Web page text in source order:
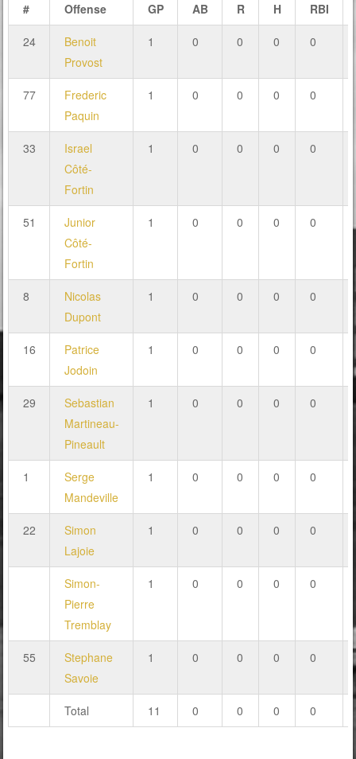
#
Offense GP AB R H RBI
24
Benoit
Provost
1 0 0 0 0
77
Frederic
Paquin
1 0 0 0 0
33
Israel
Côté-
Fortin
1 0 0 0 0
51
Junior
Côté-
Fortin
1 0 0 0 0
8
Nicolas
Dupont
1 0 0 0 0
16
Patrice
Jodoin
1 0 0 0 0
29
Sebastian
Martineau-
Pineault
1 0 0 0 0
1
Serge
Mandeville
1 0 0 0 0
22
Simon
Lajoie
1 0 0 0 0
Simon-
Pierre
Tremblay
1 0 0 0 0
55
Stephane
Savoie
1 0 0 0 0
Total 11 0 0 0 0